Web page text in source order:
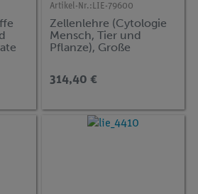
Artikel-Nr.: LIE-79600
Zellenlehre (Cytologie
Mensch, Tier und
Pflanze), Große
314,40 €